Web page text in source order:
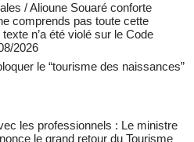
/ Alioune Souaré conforte
comprends pas toute cette
n’a été violé sur le Code
2026
le “tourisme des naissances”
les professionnels : Le ministre
le grand retour du Tourisme